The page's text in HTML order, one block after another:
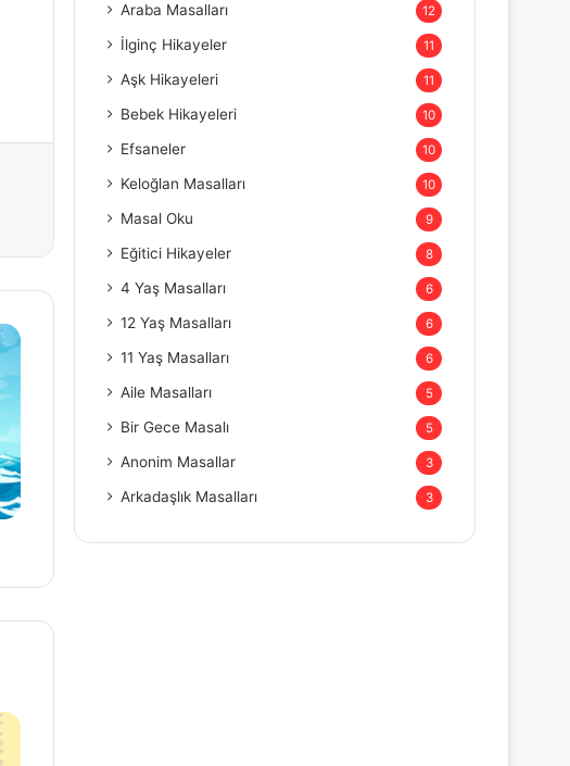
Araba Masalları 12
İlginç Hikayeler 11
Aşk Hikayeleri 11
Bebek Hikayeleri 10
Efsaneler 10
Keloğlan Masalları 10
Masal Oku 9
Eğitici Hikayeler 8
4 Yaş Masalları 6
12 Yaş Masalları 6
11 Yaş Masalları 6
Aile Masalları 5
Bir Gece Masalı 5
Anonim Masallar 3
Arkadaşlık Masalları 3